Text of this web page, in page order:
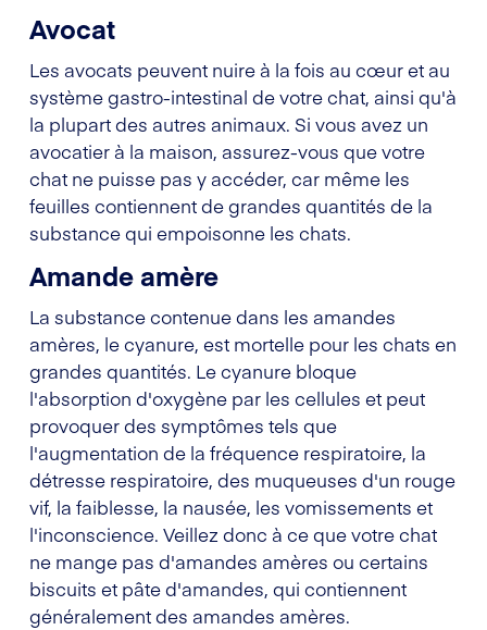
Avocat
Les avocats peuvent nuire à la fois au cœur et au
système gastro-intestinal de votre chat, ainsi qu'à
la plupart des autres animaux. Si vous avez un
avocatier à la maison, assurez-vous que votre
chat ne puisse pas y accéder, car même les
feuilles contiennent de grandes quantités de la
substance qui empoisonne les chats.
Amande amère
La substance contenue dans les amandes
amères, le cyanure, est mortelle pour les chats en
grandes quantités. Le cyanure bloque
l'absorption d'oxygène par les cellules et peut
provoquer des symptômes tels que
l'augmentation de la fréquence respiratoire, la
détresse respiratoire, des muqueuses d'un rouge
vif, la faiblesse, la nausée, les vomissements et
l'inconscience. Veillez donc à ce que votre chat
ne mange pas d'amandes amères ou certains
biscuits et pâte d'amandes, qui contiennent
généralement des amandes amères.